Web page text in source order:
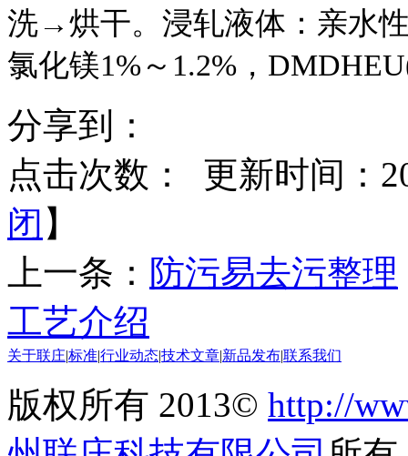
洗→烘干。浸轧液体：亲水
氯化镁1%～1.2%，
分享到：
点击次数：
更新时间：
闭 】
上一条： 防污易去污整理
工艺介绍
关于联庄标准行业动态技术文章 新品发布联系我们
版权所有 2013© http://